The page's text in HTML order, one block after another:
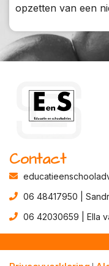
opzetten van een
Contact
06 48417950 |
06 42030659 | Ella